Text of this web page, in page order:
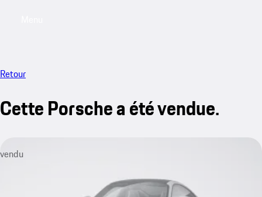
Retour
Cette Porsche a été vendue.
vendu